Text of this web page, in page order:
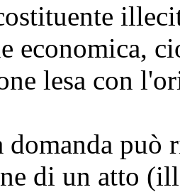
economica,
lesa con
domanda può
di un atto